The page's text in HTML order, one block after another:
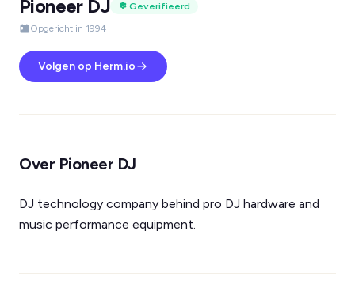
Pioneer DJ
Geverifieerd
Opgericht in 1994
Volgen op Herm.io
Over Pioneer DJ
DJ technology company behind pro DJ hardware and
music performance equipment.